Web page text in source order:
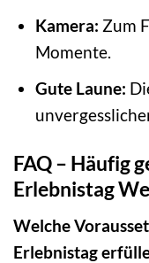
Kamera: Zum
Momente.
Gute Laune:
FAQ – Häufig
Erlebnistag
Welche
Erlebnistag